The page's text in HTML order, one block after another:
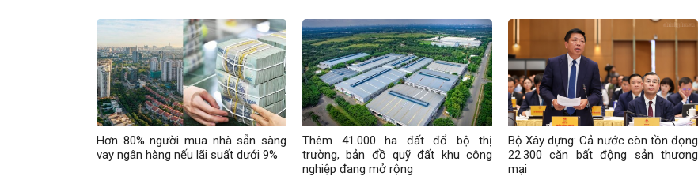
Hơn 80% người mua nhà sẵn sàng
vay ngân hàng nếu lãi suất dưới 9%
Thêm 41.000 ha đất đổ bộ thị
trường, bản đồ quỹ đất khu công
nghiệp đang mở rộng
Bộ Xây dựng: Cả nước còn tồn đọng
22.300 căn bất động sản thương
mại